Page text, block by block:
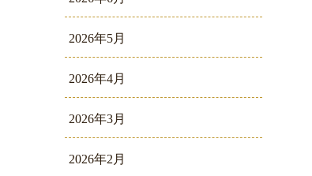
2026年5月
2026年4月
2026年3月
2026年2月